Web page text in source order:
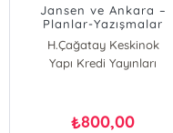
Jansen ve Ankara –
Planlar-Yazışmalar
H.Çağatay Keskinok
Irmak Yavuz Özgür
Yapı Kredi Yayınları
₺800,00